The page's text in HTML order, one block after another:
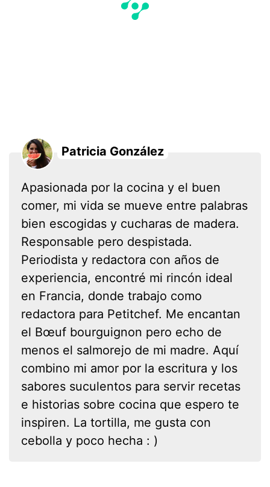
Patricia González
Apasionada por la cocina y el buen
comer, mi vida se mueve entre palabras
bien escogidas y cucharas de madera.
Responsable pero despistada.
Periodista y redactora con años de
experiencia, encontré mi rincón ideal
en Francia, donde trabajo como
redactora para Petitchef. Me encantan
el Bœuf bourguignon pero echo de
menos el salmorejo de mi madre. Aquí
combino mi amor por la escritura y los
sabores suculentos para servir recetas
e historias sobre cocina que espero te
inspiren. La tortilla, me gusta con
cebolla y poco hecha : )